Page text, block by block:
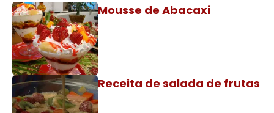
Mousse de Abacaxi
Receita de salada de frutas